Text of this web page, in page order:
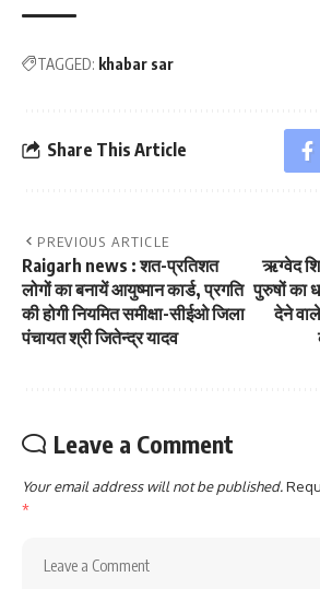
TAGGED: khabar sar
Share This Article
PREVIOUS ARTICLE
Raigarh news : शत-प्रतिशत
लोगों का बनायें आयुष्मान कार्ड, प्रगति
की होगी नियमित समीक्षा-सीईओ जिला
पंचायत श्री जितेन्द्र यादव
ऋग्वेद
पुरुषों का
देने
Leave a Comment
Your email address will not be published.
*